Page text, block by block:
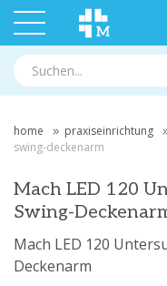
home praxiseinrichtung
swing-deckenarm
Mach LED 120
Swing-
Mach LED 120
Deckenarm